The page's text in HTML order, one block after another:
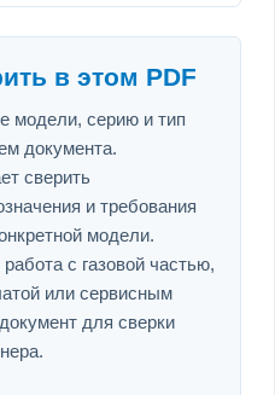
в этом PDF
модели, серию и тип
документа.
сверить
и требования
модели.
с газовой частью,
или сервисным
для сверки